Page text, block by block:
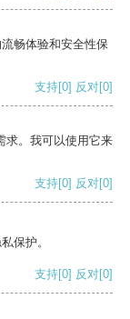
畅体验和安全性保
支持[0] 反对[0]
求。我可以使用它来
支持[0] 反对[0]
保护。
支持[0] 反对[0]